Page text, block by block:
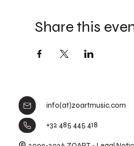
Share this
info(at)zoartmusic.com
+32 485 445 418